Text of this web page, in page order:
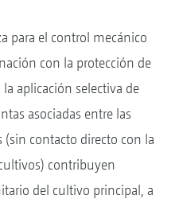
para el control mecánico
con la protección de
aplicación selectiva de
asociadas entre las
(sin contacto directo con la
contribuyen
del cultivo principal, a